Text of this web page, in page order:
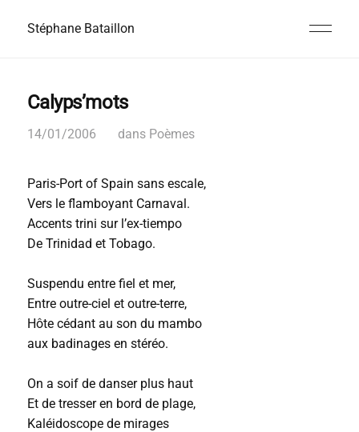
Stéphane Bataillon
Calyps’mots
14/01/2006 dans Poèmes
Paris-Port of Spain sans escale,
Vers le flamboyant Carnaval.
Accents trini sur l’ex-tiempo
De Trinidad et Tobago.
Suspendu entre fiel et mer,
Entre outre-ciel et outre-terre,
Hôte cédant au son du mambo
aux badinages en stéréo.
On a soif de danser plus haut
Et de tresser en bord de plage,
Kaléidoscope de mirages